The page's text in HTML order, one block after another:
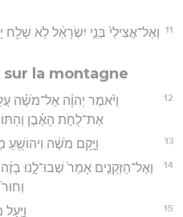
11 וְאֶל־אֲצִילֵי֙ בְּנֵ֣י יִשְׂרָאֵ֔ל לֹ֥א שָׁלַ֖ח
la montagne
12
וַיֹּ֨אמֶר יְהוָ֜ה אֶל־מֹשֶׁ֗ה
אֶת־לֻחֹ֣ת הָאֶ֗בֶן
13 וַיָּ֣קָם מֹשֶׁ֔ה וִיהוֹשֻׁ֖עַ
14
וְאֶל־הַזְּקֵנִ֤ים אָמַר֙ שְׁבוּ־לָ֣נוּ
15